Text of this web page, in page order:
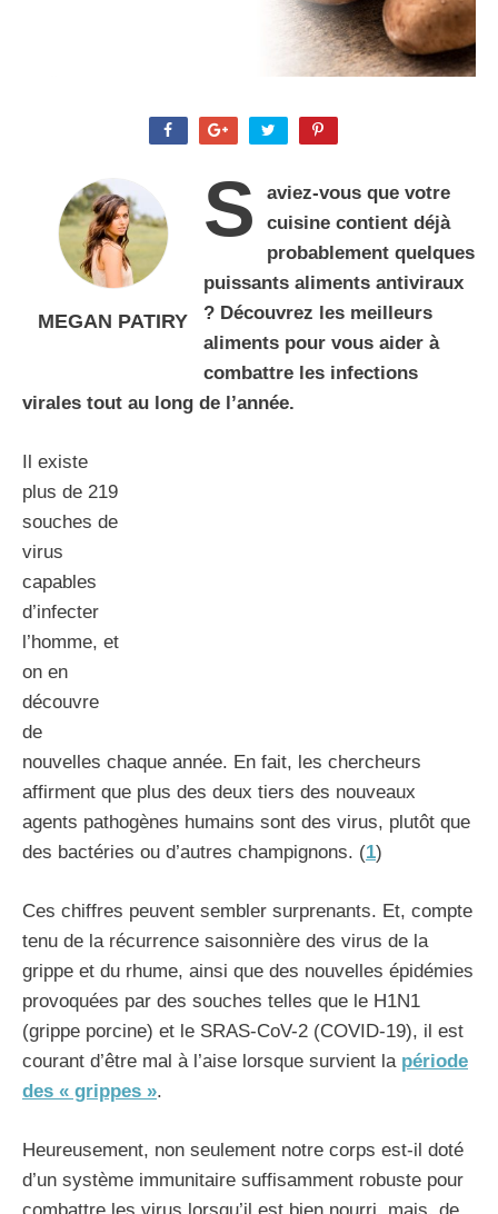
MEGAN PATIRY
S
aviez-vous que votre
cuisine contient déjà
probablement quelques
puissants aliments antiviraux
? Découvrez les meilleurs
aliments pour vous aider à
combattre les infections
virales tout au long de l’année.
Il existe
plus de 219
souches de
virus
capables
d’infecter
l’homme, et
on en
découvre
de
nouvelles chaque année. En fait, les chercheurs
affirment que plus des deux tiers des nouveaux
agents pathogènes humains sont des virus, plutôt que
des bactéries ou d’autres champignons. (1)
Ces chiffres peuvent sembler surprenants. Et, compte
tenu de la récurrence saisonnière des virus de la
grippe et du rhume, ainsi que des nouvelles épidémies
provoquées par des souches telles que le H1N1
(grippe porcine) et le SRAS-CoV-2 (COVID-19), il est
courant d’être mal à l’aise lorsque survient la période
des « grippes ».
Heureusement, non seulement notre corps est-il doté
d’un système immunitaire suffisamment robuste pour